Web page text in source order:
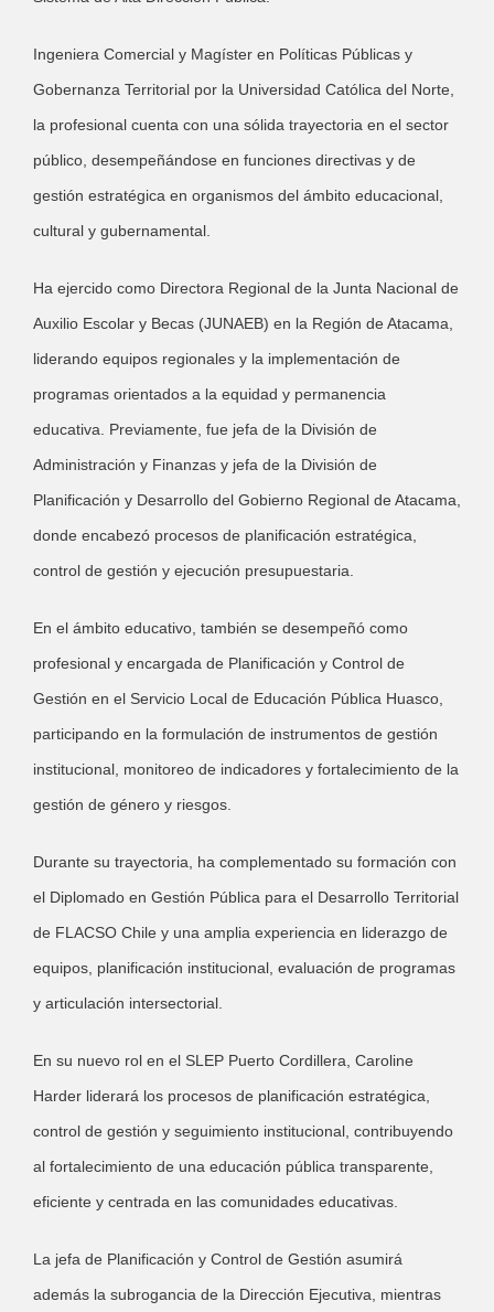
Ingeniera Comercial y Magíster en Políticas Públicas y
Gobernanza Territorial por la Universidad Católica del Norte,
la profesional cuenta con una sólida trayectoria en el sector
público, desempeñándose en funciones directivas y de
gestión estratégica en organismos del ámbito educacional,
cultural y gubernamental.
Ha ejercido como Directora Regional de la Junta Nacional de
Auxilio Escolar y Becas (JUNAEB) en la Región de Atacama,
liderando equipos regionales y la implementación de
programas orientados a la equidad y permanencia
educativa. Previamente, fue jefa de la División de
Administración y Finanzas y jefa de la División de
Planificación y Desarrollo del Gobierno Regional de Atacama,
donde encabezó procesos de planificación estratégica,
control de gestión y ejecución presupuestaria.
En el ámbito educativo, también se desempeñó como
profesional y encargada de Planificación y Control de
Gestión en el Servicio Local de Educación Pública Huasco,
participando en la formulación de instrumentos de gestión
institucional, monitoreo de indicadores y fortalecimiento de la
gestión de género y riesgos.
Durante su trayectoria, ha complementado su formación con
el Diplomado en Gestión Pública para el Desarrollo Territorial
de FLACSO Chile y una amplia experiencia en liderazgo de
equipos, planificación institucional, evaluación de programas
y articulación intersectorial.
En su nuevo rol en el SLEP Puerto Cordillera, Caroline
Harder liderará los procesos de planificación estratégica,
control de gestión y seguimiento institucional, contribuyendo
al fortalecimiento de una educación pública transparente,
eficiente y centrada en las comunidades educativas.
La jefa de Planificación y Control de Gestión asumirá
además la subrogancia de la Dirección Ejecutiva, mientras